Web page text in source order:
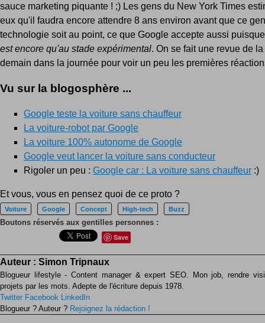
sauce marketing piquante ! ;) Les gens du New York Times
eux qu'il faudra encore attendre 8 ans environ avant que ce
technologie soit au point, ce que Google accepte aussi
est encore qu'au stade expérimental. On se fait une revue de
demain dans la journée pour voir un peu les premières
Vu sur la blogosphère ...
Google teste la voiture sans chauffeur
La voiture-robot par Google
La voiture 100% autonome de Google
Google veut lancer la voiture sans conducteur
Rigoler un peu : Google car : La voiture sans chauffeur :)
Et vous, vous en pensez quoi de ce proto ?
Voiture Google Concept High-tech Buzz
Boutons réservés aux gentilles personnes :
Save
Auteur : Simon Tripnaux
Blogueur lifestyle - Content manager & expert SEO. Mon job, rendre
projets par les mots. Adepte de l'écriture depuis 1978.
Twitter Facebook
LinkedIn
Blogueur ? Auteur ? Rejoignez la rédaction !